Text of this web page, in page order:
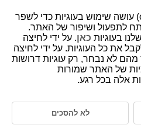
האתר הזה (cam.start.canon) עושה שימוש בעוגיות כדי לשפר
לתפעול ושיפור של האתר.
בעוגיות כאן. על ידי לחיצה
את כל העוגיות. על ידי לחיצה
לא נבחר, רק עוגיות דרושות
של האתר שמורות
אלה בכל רגע.
לא להסכים